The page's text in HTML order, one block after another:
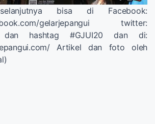
bisa di Facebook:
gelarjepangui twitter:
dan hashtag #GJUI20 dan di:
Artikel dan foto oleh